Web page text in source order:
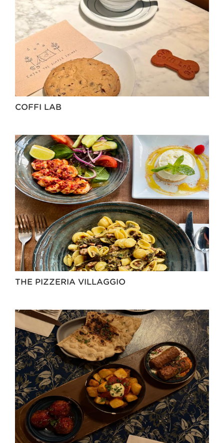
COFFI LAB
THE PIZZERIA VILLAGGIO